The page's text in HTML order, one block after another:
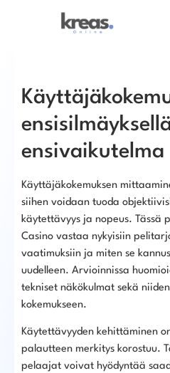
ensivaikutelma
Käyttäjäkokemuksen
siihen voidaan tuoda
käytettävyys ja nopeus. Tässä
Casino vastaa nykyisiin
vaatimuksiin ja miten se
uudelleen. Arvioinnissa
tekniset näkökulmat sekä
kokemukseen.
Käytettävyyden kehittäminen
palautteen merkitys korostuu.
pelaajat voivat hyödyntää